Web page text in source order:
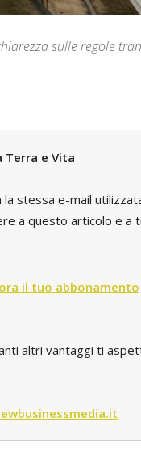
sulle regole
e Vita
la stessa e-mail
a questo articolo e a
il tuo abbonamento
altri vantaggi ti